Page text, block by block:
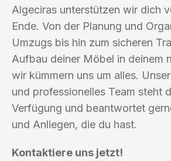
Algeciras unterstützen wir dich
Ende. Von der Planung und
Umzugs bis hin zum sicheren
Aufbau deiner Möbel in deinem
wir kümmern uns um alles.
und professionelles Team steht
Verfügung und beantwortet
und Anliegen, die du hast.
Kontaktiere uns jetzt!